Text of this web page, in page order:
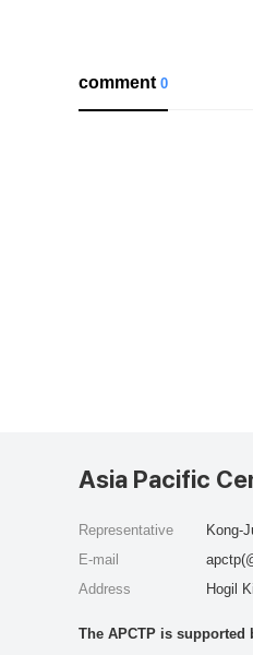
comment0
Asia Pacific
Representative
Kong-
E-mail
Address
Hogil
The APCTP is